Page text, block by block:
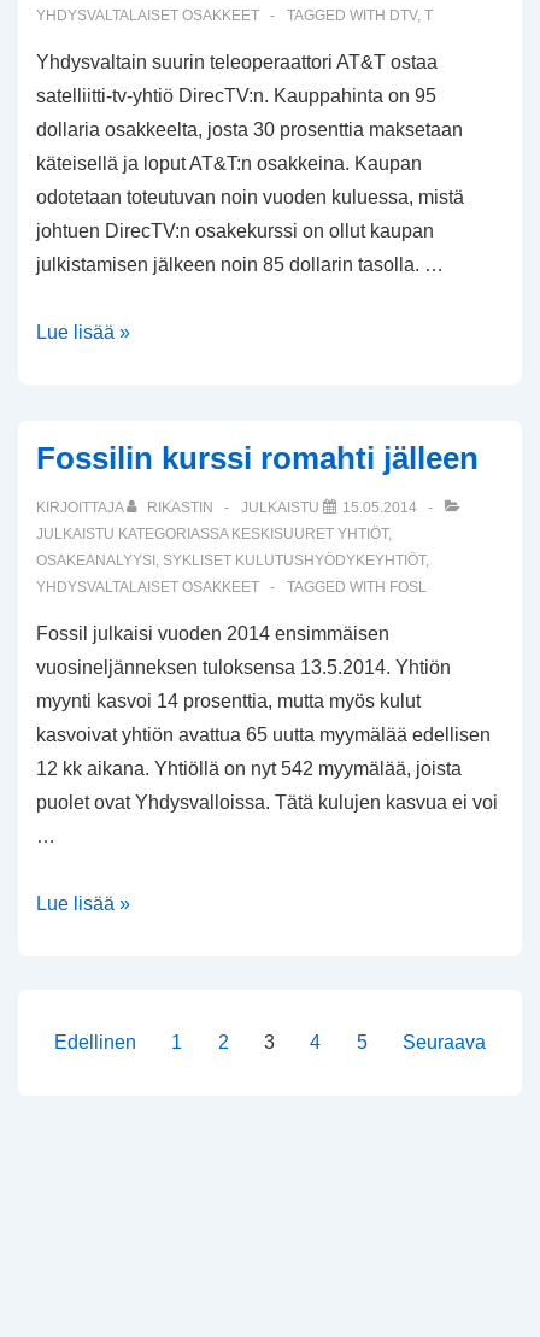
YHDYSVALTALAISET OSAKKEET
TAGGED WITH DTV, T
Yhdysvaltain suurin teleoperaattori AT&T ostaa
satelliitti-tv-yhtiö DirecTV:n. Kauppahinta on 95
dollaria osakkeelta, josta 30 prosenttia maksetaan
käteisellä ja loput AT&T:n osakkeina. Kaupan
odotetaan toteutuvan noin vuoden kuluessa, mistä
johtuen DirecTV:n osakekurssi on ollut kaupan
julkistamisen jälkeen noin 85 dollarin tasolla. …
Telejätti
Lue lisää »
Fossilin kurssi romahti jälleen
KIRJOITTAJA RIKASTIN JULKAISTU
15.05.2014
JULKAISTU KATEGORIASSA KESKISUURET YHTIÖT,
OSAKEANALYYSI , SYKLISET KULUTUSHYÖDYKEYHTIÖT,
YHDYSVALTALAISET OSAKKEET
TAGGED WITH FOSL
Fossil julkaisi vuoden 2014 ensimmäisen
vuosineljänneksen tuloksensa 13.5.2014. Yhtiön
myynti kasvoi 14 prosenttia, mutta myös kulut
kasvoivat yhtiön avattua 65 uutta myymälää edellisen
12 kk aikana. Yhtiöllä on nyt 542 myymälää, joista
puolet ovat Yhdysvalloissa. Tätä kulujen kasvua ei voi
…
Fossilin
Lue lisää »
Artikkelien
Edellinen 1 2 3 4 5 Seuraava